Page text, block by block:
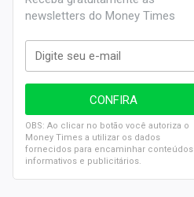
newsletters do Money Times
OBS: Ao clicar no botão você autoriza o
Money Times a utilizar os dados
fornecidos para encaminhar conteúdos
informativos e publicitários.